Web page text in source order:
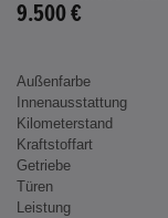
9.500 €
Außenfarbe
Innenausstattung
Kilometerstand
Kraftstoffart
Getriebe
Türen
Leistung